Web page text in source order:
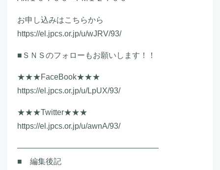
お申し込みはこちらから
https://el.jpcs.or.jp/u/wJRV/93/
■ＳＮＳのフォローもお願いします！！
★★★FaceBook★★★
https://el.jpcs.or.jp/u/LpUX/93/
★★★Twitter★★★
https://el.jpcs.or.jp/u/awnA/93/
――――――――――――――――――
■ 編集後記